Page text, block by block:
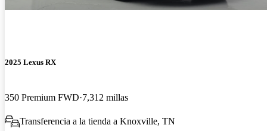
2025 Lexus RX
350 Premium FWD 7,312 millas
Transferencia a la tienda a Knoxville, TN